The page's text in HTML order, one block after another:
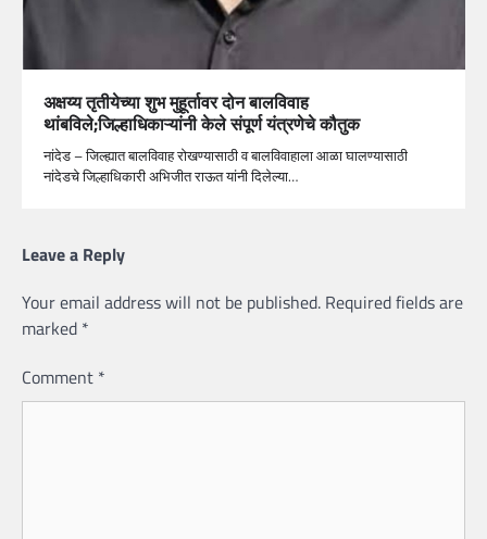
अक्षय्य तृतीयेच्या शुभ मुहूर्तावर दोन बालविवाह
थांबविले;जिल्हाधिकाऱ्यांनी केले संपूर्ण यंत्रणेचे कौतुक
नांदेड – जिल्ह्यात बालविवाह रोखण्यासाठी व बालविवाहाला आळा घालण्यासाठी
नांदेडचे जिल्हाधिकारी अभिजीत राऊत यांनी दिलेल्या…
Leave a Reply
Your email address will not be published. Required fields are
marked *
Comment *